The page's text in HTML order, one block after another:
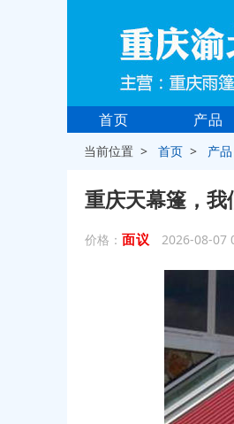
首页 产品
当前位置 >首页 > 产品
重庆天幕篷，
价格： 面议 2026-08-07